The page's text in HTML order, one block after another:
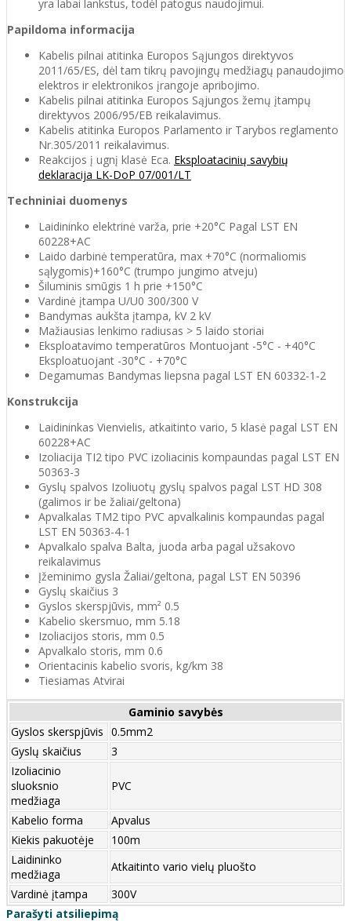
yra labai lankstus, todėl patogus naudojimui.
Papildoma informacija
Kabelis pilnai atitinka Europos Sąjungos direktyvos
2011/65/ES, dėl tam tikrų pavojingų medžiagų panaudojimo
elektros ir elektronikos įrangoje apribojimo.
Kabelis pilnai atitinka Europos Sąjungos žemų įtampų
direktyvos 2006/95/EB reikalavimus.
Kabelis atitinka Europos Parlamento ir Tarybos reglamento
Nr.305/2011 reikalavimus.
Reakcijos į ugnį klasė Eca. Eksploatacinių savybių
deklaracija LK-DoP 07/001/LT
Techniniai duomenys
Laidininko elektrinė varža, prie +20°C Pagal LST EN
60228+AC
Laido darbinė temperatūra, max +70°C (normaliomis
sąlygomis)+160°C (trumpo jungimo atveju)
Šiluminis smūgis 1 h prie +150°C
Vardinė įtampa U/U0 300/300 V
Bandymas aukšta įtampa, kV 2 kV
Mažiausias lenkimo radiusas > 5 laido storiai
Eksploatavimo temperatūros Montuojant -5°C - +40°C
Eksploatuojant -30°C - +70°C
Degamumas Bandymas liepsna pagal LST EN 60332-1-2
Konstrukcija
Laidininkas Vienvielis, atkaitinto vario, 5 klasė pagal LST EN
60228+AC
Izoliacija TI2 tipo PVC izoliacinis kompaundas pagal LST EN
50363-3
Gyslų spalvos Izoliuotų gyslų spalvos pagal LST HD 308
(galimos ir be žaliai/geltona)
Apvalkalas TM2 tipo PVC apvalkalinis kompaundas pagal
LST EN 50363-4-1
Apvalkalo spalva Balta, juoda arba pagal užsakovo
reikalavimus
Įžeminimo gysla Žaliai/geltona, pagal LST EN 50396
Gyslų skaičius 3
Gyslos skerspjūvis, mm² 0.5
Kabelio skersmuo, mm 5.18
Izoliacijos storis, mm 0.5
Apvalkalo storis, mm 0.6
Orientacinis kabelio svoris, kg/km 38
Tiesiamas Atvirai
Gaminio savybės
Gyslos skerspjūvis 0.5mm2
Gyslų skaičius
3
Izoliacinio
sluoksnio
medžiaga
PVC
Kabelio forma
Apvalus
Kiekis pakuotėje
100m
Laidininko
medžiaga
Atkaitinto vario vielų pluošto
Vardinė įtampa
300V
Parašyti atsiliepimą